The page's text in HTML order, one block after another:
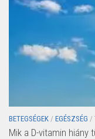
BETEGSÉGEK / EGÉSZSÉG /
Mik a D-vitamin hiány